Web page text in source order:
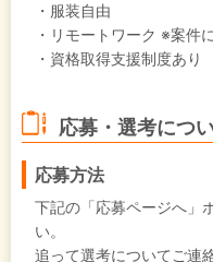
・服装自由
・リモートワーク ※案件
・資格取得支援制度あり
応募・選考につ
応募方法
下記の「応募ページへ」
い。
追って選考についてご連